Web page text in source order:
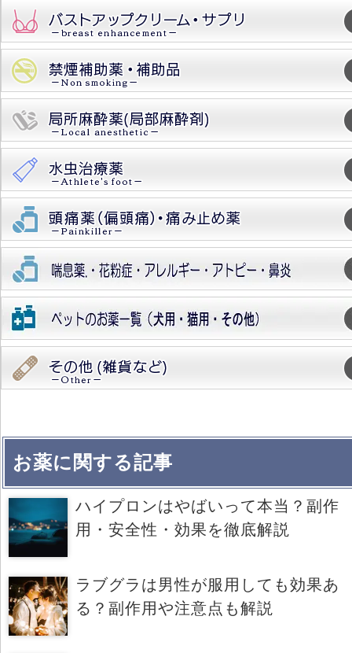
お薬に関する記事
ハイプロンはやばいって本当？副作
用・安全性・効果を徹底解説
ラブグラは男性が服用しても効果あ
る？副作用や注意点も解説